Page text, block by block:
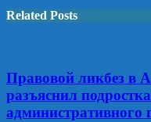
Related Posts
Правовой ликбез в
разъяснил
административного